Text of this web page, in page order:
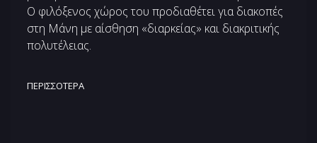
Ο φιλόξενος χώρος του προδιαθέτει για διακοπές
στη Μάνη με αίσθηση «διαρκείας» και διακριτικής
πολυτέλειας.
ΠΕΡΙΣΣΌΤΕΡΑ